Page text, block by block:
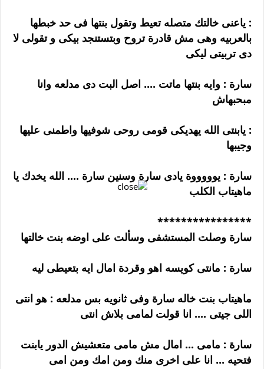
: ياعنى خالتك متصله تعيط وتقول بنتها فى حد خبطها
بالعربيه وهى مش قادرة تروح وبتستنجد بيكى و تقولى لا
دى تربيتى ليكى
سارة : وايه بنتها ماتت .... اصل البت دى مدلعه وانا
مبحبهاش
: يابنتى الله يهديكى قومى روحى شوفيها واطمنى عليها
وجيبها
سارة : يوووووة يادى سارة وسنين سارة .... الله يخدك يا
ماهيتاب الكلب
****************
سارة وصلت المستشفى وسألت على اوضه بنت خالتها
سارة : مانتى كويسه اهو وقردة امال ايه بتعيطى ليه
ماهيتاب بنت خاله سارة وفى ثانويه بس مدلعه : هو انتى
اللى جيتى .... انا قولت لمامى بلاش انتى
سارة : مامى ... امال مش مامى متعشيش الدور يابنت
فتحيه ... انا على اخرى منك ومن امك ومن امى